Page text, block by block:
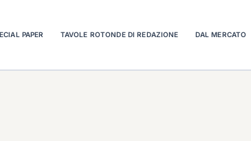
PAPER TAVOLE ROTONDE DI REDAZIONE DAL MERCATO